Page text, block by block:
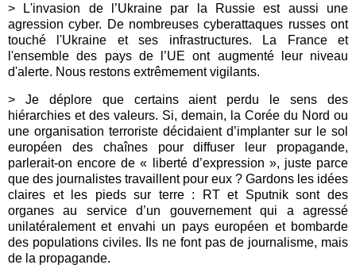
> L'invasion de l’Ukraine par la Russie est aussi une
agression cyber. De nombreuses cyberattaques russes ont
touché l'Ukraine et ses infrastructures. La France et
l'ensemble des pays de l’UE ont augmenté leur niveau
d'alerte. Nous restons extrêmement vigilants.
> Je déplore que certains aient perdu le sens des
hiérarchies et des valeurs. Si, demain, la Corée du Nord ou
une organisation terroriste décidaient d’implanter sur le sol
européen des chaînes pour diffuser leur propagande,
parlerait-on encore de « liberté d’expression », juste parce
que des journalistes travaillent pour eux ? Gardons les idées
claires et les pieds sur terre : RT et Sputnik sont des
organes au service d’un gouvernement qui a agressé
unilatéralement et envahi un pays européen et bombarde
des populations civiles. Ils ne font pas de journalisme, mais
de la propagande.